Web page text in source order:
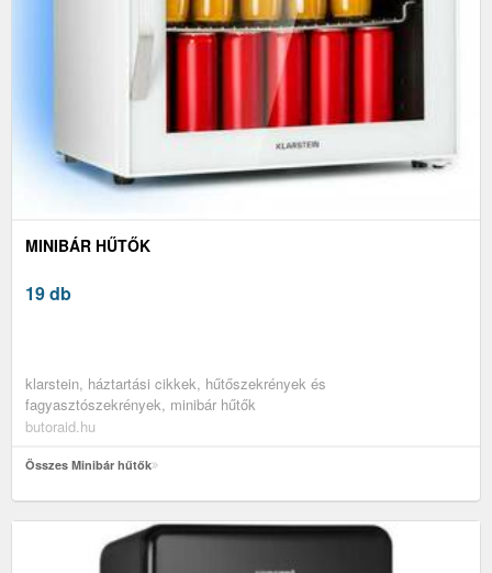
MINIBÁR HŰTŐK
19 db
klarstein, háztartási cikkek, hűtőszekrények és
fagyasztószekrények, minibár hűtők
butoraid.hu
Összes Minibár hűtők